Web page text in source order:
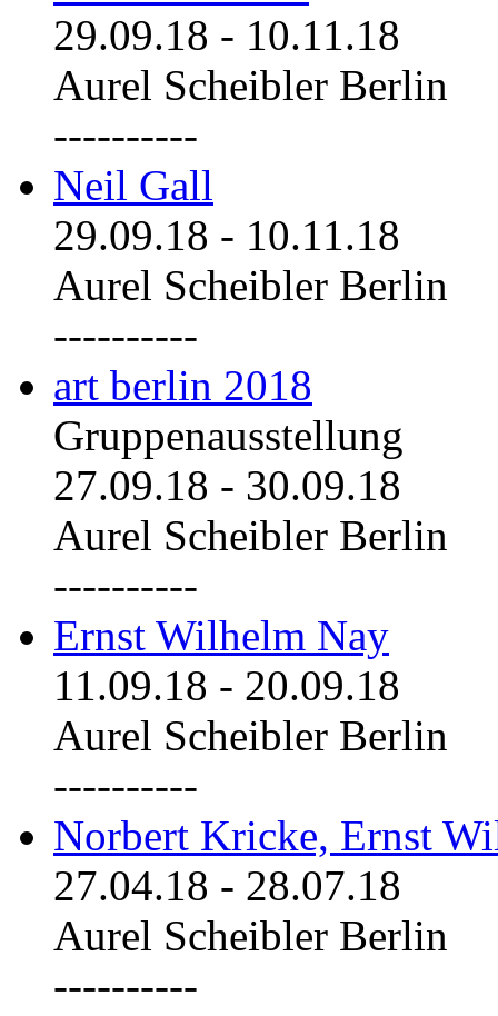
29.09.18 - 10.11.18
Aurel Scheibler Berlin
----------
Neil Gall
29.09.18 - 10.11.18
Aurel Scheibler Berlin
----------
art berlin 2018
Gruppenausstellung
27.09.18 - 30.09.18
Aurel Scheibler Berlin
----------
Ernst Wilhelm Nay
11.09.18 - 20.09.18
Aurel Scheibler Berlin
----------
Norbert Kricke, Ernst
27.04.18 - 28.07.18
Aurel Scheibler Berlin
----------